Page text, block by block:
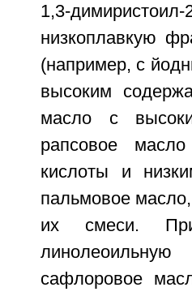
1,3-
низкоплавкую
(например, с
высоким
масло с
рапсовое
кислоты и
пальмовое
их смеси.
сафлоровое